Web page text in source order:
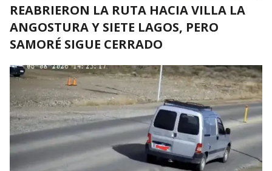
REABRIERON LA RUTA HACIA VILLA LA
ANGOSTURA Y SIETE LAGOS, PERO
SAMORÉ SIGUE CERRADO